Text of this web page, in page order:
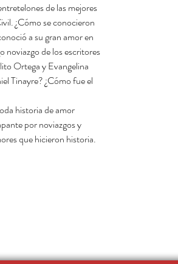
de las mejores
¿Cómo se conocieron
a su gran amor en
noviazgo de los escritores
Ortega y Evangelina
Tinayre? ¿Cómo fue el
historia de amor
por noviazgos y
que hicieron historia.